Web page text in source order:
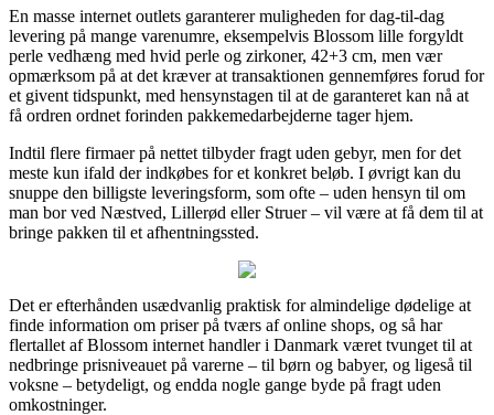
En masse internet outlets garanterer muligheden for dag-til-dag
levering på mange varenumre, eksempelvis Blossom lille forgyldt
perle vedhæng med hvid perle og zirkoner, 42+3 cm, men vær
opmærksom på at det kræver at transaktionen gennemføres forud for
et givent tidspunkt, med hensynstagen til at de garanteret kan nå at
få ordren ordnet forinden pakkemedarbejderne tager hjem.
Indtil flere firmaer på nettet tilbyder fragt uden gebyr, men for det
meste kun ifald der indkøbes for et konkret beløb. I øvrigt kan du
snuppe den billigste leveringsform, som ofte – uden hensyn til om
man bor ved Næstved, Lillerød eller Struer – vil være at få dem til at
bringe pakken til et afhentningssted.
Det er efterhånden usædvanlig praktisk for almindelige dødelige at
finde information om priser på tværs af online shops, og så har
flertallet af Blossom internet handler i Danmark været tvunget til at
nedbringe prisniveauet på varerne – til børn og babyer, og ligeså til
voksne – betydeligt, og endda nogle gange byde på fragt uden
omkostninger.